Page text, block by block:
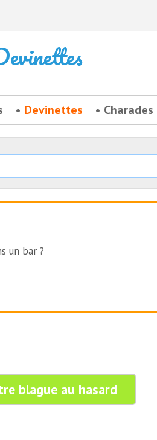
Devinettes Charades
un bar ?
blague au hasard